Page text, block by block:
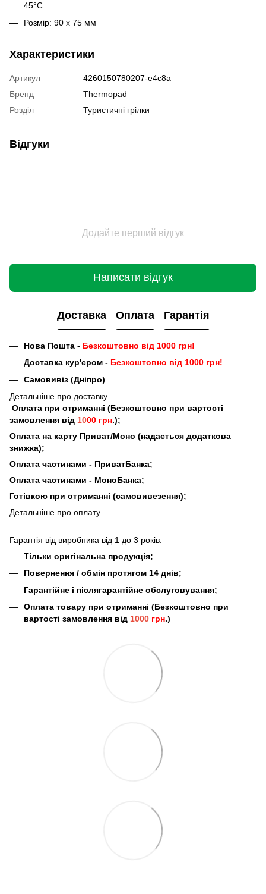
45°C.
Розмір: 90 х 75 мм
Характеристики
Артикул
4260150780207-e4c8a
Бренд
Thermopad
Розділ
Туристичні грілки
Відгуки
Додайте перший відгук
Написати відгук
Доставка Оплата Гарантія
Нова Пошта - Безкоштовно від 1000 грн!
Доставка кур'єром - Безкоштовно від 1000 грн!
Самовивіз (Дніпро)
Детальніше про доставку
Оплата при отриманні (Безкоштовно при вартості
замовлення від 1000 грн.);
Оплата на карту Приват/Моно (надається додаткова
знижка);
Оплата частинами - ПриватБанка;
Оплата частинами - МоноБанка;
Готівкою при отриманні (самовивезення);
Детальніше про оплату
Гарантія від виробника від 1 до 3 років.
Тільки оригінальна продукція;
Повернення / обмін протягом 14 днів;
Гарантійне і післягарантійне обслуговування;
Оплата товару при отриманні (Безкоштовно при
вартості замовлення від 1000 грн.)